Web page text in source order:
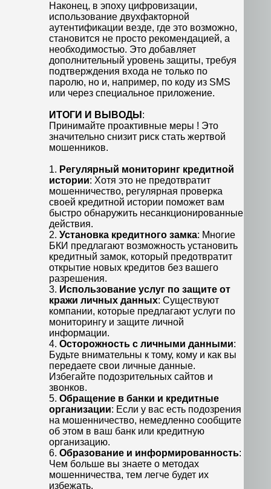
Наконец, в эпоху цифровизации,
использование двухфакторной
аутентификации везде, где это возможно,
становится не просто рекомендацией, а
необходимостью. Это добавляет
дополнительный уровень защиты, требуя
подтверждения входа не только по
паролю, но и, например, по коду из SMS
или через специальное приложение.
ИТОГИ И ВЫВОДЫ :
Принимайте проактивные меры ! Это
значительно снизит риск стать жертвой
мошенников.
1. Регулярный мониторинг кредитной
истории: Хотя это не предотвратит
мошенничество, регулярная проверка
своей кредитной истории поможет вам
быстро обнаружить несанкционированные
действия.
2. Установка кредитного замка: Многие
БКИ предлагают возможность установить
кредитный замок, который предотвратит
открытие новых кредитов без вашего
разрешения.
3. Использование услуг по защите от
кражи личных данных: Существуют
компании, которые предлагают услуги по
мониторингу и защите личной
информации.
4. Осторожность с личными данными:
Будьте внимательны к тому, кому и как вы
передаете свои личные данные.
Избегайте подозрительных сайтов и
звонков.
5. Обращение в банки и кредитные
организации: Если у вас есть подозрения
на мошенничество, немедленно сообщите
об этом в ваш банк или кредитную
организацию.
6. Образование и информированность:
Чем больше вы знаете о методах
мошенничества, тем легче будет их
избежать.